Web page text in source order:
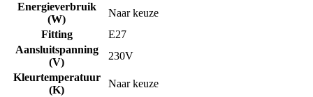
Energieverbruik
(W)
Naar keuze
Fitting
E27
Aansluitspanning
(V)
230V
Kleurtemperatuur
(K)
Naar keuze